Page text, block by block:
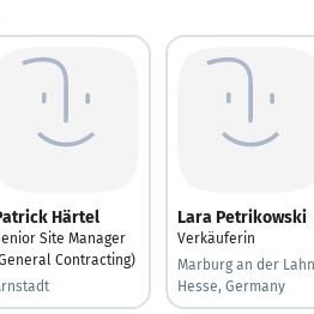
Härtel
Site Manager
Contracting)
Lara Petrikowski
Verkäuferin
Marburg an der
Hesse, Germany